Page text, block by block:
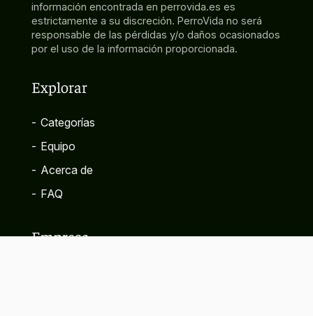
información encontrada en perrovida.es es
estrictamente a su discreción. PerroVida no será
responsable de las pérdidas y/o daños ocasionados
por el uso de la información proporcionada.
Explorar
- Categorías
- Equipo
- Acerca de
- FAQ
Empresa